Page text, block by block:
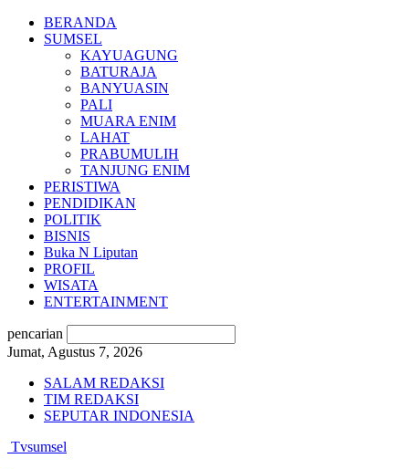
BERANDA
SUMSEL
KAYUAGUNG
BATURAJA
BANYUASIN
PALI
MUARA ENIM
LAHAT
PRABUMULIH
TANJUNG ENIM
PERISTIWA
PENDIDIKAN
POLITIK
BISNIS
Buka N Liputan
PROFIL
WISATA
ENTERTAINMENT
pencarian
Jumat, Agustus 7, 2026
SALAM REDAKSI
TIM REDAKSI
SEPUTAR INDONESIA
Tvsumsel